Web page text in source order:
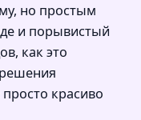
но простым
и порывистый
как это
красиво